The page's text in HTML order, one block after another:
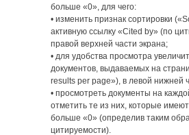
больше «0», для чего:
• изменить признак сортировки
активную ссылку «Cited by» (по
правой верхней части экрана;
• для удобства просмотра
документов, выдаваемых на
results per page»), в левой нижней
• просмотреть документы на
отметить те из них, которые
больше «0» (определив таким
цитируемости).